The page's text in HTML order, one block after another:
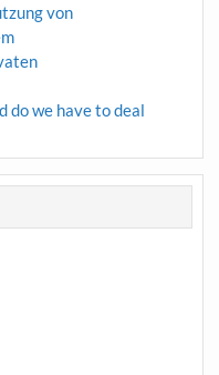
von
do we have to deal